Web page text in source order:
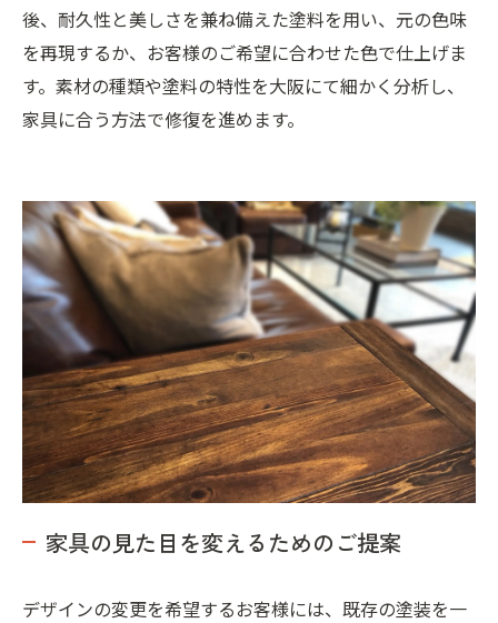
後、耐久性と美しさを兼ね備えた塗料を用い、元の色味
を再現するか、お客様のご希望に合わせた色で仕上げま
す。素材の種類や塗料の特性を大阪にて細かく分析し、
家具に合う方法で修復を進めます。
家具の見た目を変えるためのご提案
デザインの変更を希望するお客様には、既存の塗装を一